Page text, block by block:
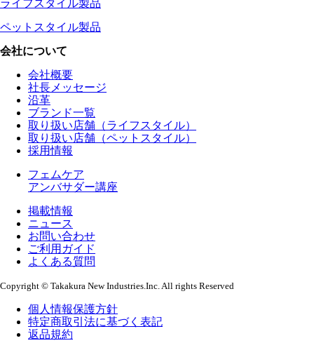
ライフスタイル製品
ペットスタイル製品
会社について
会社概要
社長メッセージ
沿革
ブランド一覧
取り扱い店舗（ライフスタイル）
取り扱い店舗（ペットスタイル）
採用情報
フェムケア
アンバサダー講座
掲載情報
ニュース
お問い合わせ
ご利用ガイド
よくある質問
Copyright © Takakura New Industries.Inc. All rights Reserved
個人情報保護方針
特定商取引法に基づく表記
返品規約